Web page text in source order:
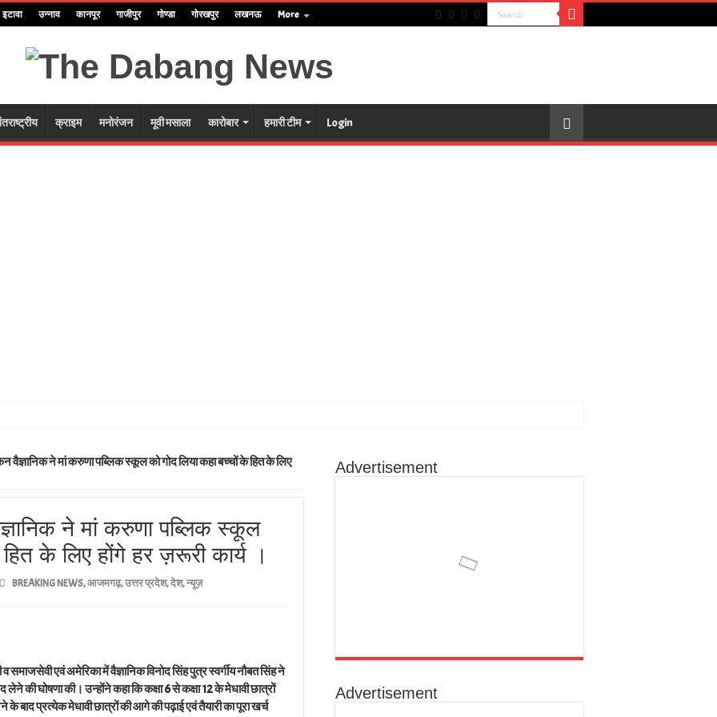
इटावा उन्नाव कानपूर गाजीपुर गोण्डा गोरखपुर लखनऊ More
क्राइम मनोरंजन मूवी मसाला कारोबार हमारी टीम Login
फरार
से चयन विद्युत चौरसिया बने प्रधान लोगो ने बधाई कहा समाज के हर हित के लिए करता रहूँगा कार्य
इलाज के दौरान वाराणसी में निधन विभाग में शोक की लहर
हुआ आयोजन युवाओं ने किया भव्य स्वागत कहा युवा समाज की ताकत और उनके सहयोग से क्षेत्र के विकास को मिल सकती है नई दिशा
किया ग्रहण कहा सार्वजानिक भूमि को अतिक्रमण मुक्त कराना पीड़ितों की समस्या का निराकरण कराना उनकी प्राथमिकता
निकली कलश यात्रा बड़ी संख्या में श्रद्धालुओं की रही भीड़ लगते रहे जयकारे
का आयोजन पौधों की सुरक्षा और उनकी उचित देखभाल करने का लिया गया सामूहिक संकल्प
वैज्ञानिक ने मां करुणा पब्लिक स्कूल को गोद लिया कहा बच्चों के हित के लिए
ने मां करुणा पब्लिक स्कूल
के लिए होंगे हर ज़रूरी कार्य ।
BREAKING NEWS,आजमगढ़,उत्तर प्रदेश,देश,न्यूज़
एवं अमेरिका में वैज्ञानिक विनोद सिंह पुत्र स्वर्गीय नौबत सिंह ने
की घोषणा की। उन्होंने कहा कि कक्षा 6 से कक्षा 12 के मेधावी छात्रों
के बाद प्रत्येक मेधावी छात्रों की आगे की पढ़ाई एवं तैयारी का पूरा खर्च
Advertisement
Advertisement